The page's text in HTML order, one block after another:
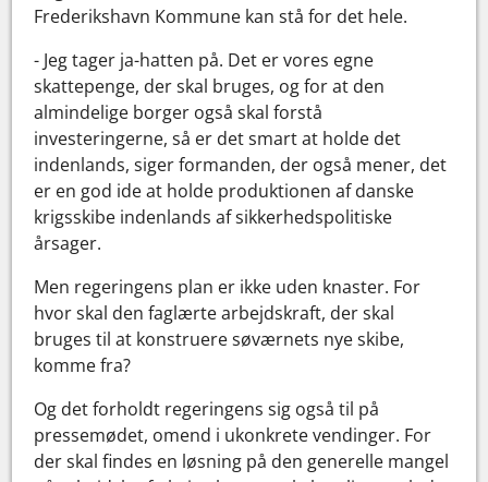
Frederikshavn Kommune kan stå for det hele.
- Jeg tager ja-hatten på. Det er vores egne
skattepenge, der skal bruges, og for at den
almindelige borger også skal forstå
investeringerne, så er det smart at holde det
indenlands, siger formanden, der også mener, det
er en god ide at holde produktionen af danske
krigsskibe indenlands af sikkerhedspolitiske
årsager.
Men regeringens plan er ikke uden knaster. For
hvor skal den faglærte arbejdskraft, der skal
bruges til at konstruere søværnets nye skibe,
komme fra?
Og det forholdt regeringens sig også til på
pressemødet, omend i ukonkrete vendinger. For
der skal findes en løsning på den generelle mangel